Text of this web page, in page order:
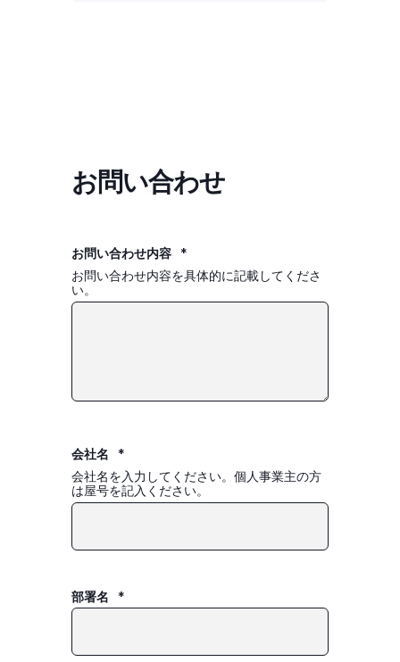
お問い合わせ
お問い合わせ内容
*
お問い合わせ内容を具体的に記載してくださ
い。
会社名
*
会社名を入力してください。個人事業主の方
は屋号を記入ください。
部署名 *